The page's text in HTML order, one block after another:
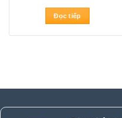
Đọc tiếp